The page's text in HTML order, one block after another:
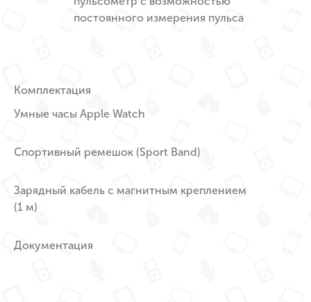
постоянного измерения пульса
Комплектация
Умные часы Apple Watch
Спортивный ремешок (Sport Band)
Зарядный кабель с магнитным креплением
(1 м)
Документация